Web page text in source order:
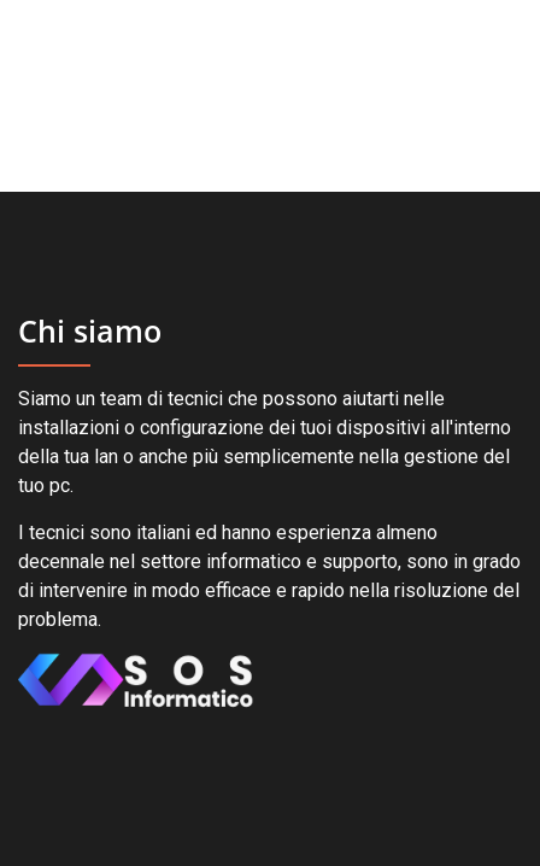
Chi siamo
Siamo un team di tecnici che possono aiutarti nelle
installazioni o configurazione dei tuoi dispositivi all'interno
della tua lan o anche più semplicemente nella gestione del
tuo pc.
I tecnici sono italiani ed hanno esperienza almeno
decennale nel settore informatico e supporto, sono in grado
di intervenire in modo efficace e rapido nella risoluzione del
problema.